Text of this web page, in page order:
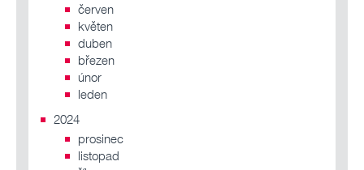
červen
květen
duben
březen
únor
leden
2024
prosinec
listopad